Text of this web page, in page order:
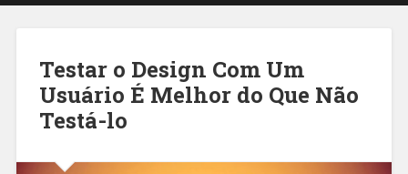
Testar o Design Com Um
Usuário É Melhor do Que Não
Testá-lo